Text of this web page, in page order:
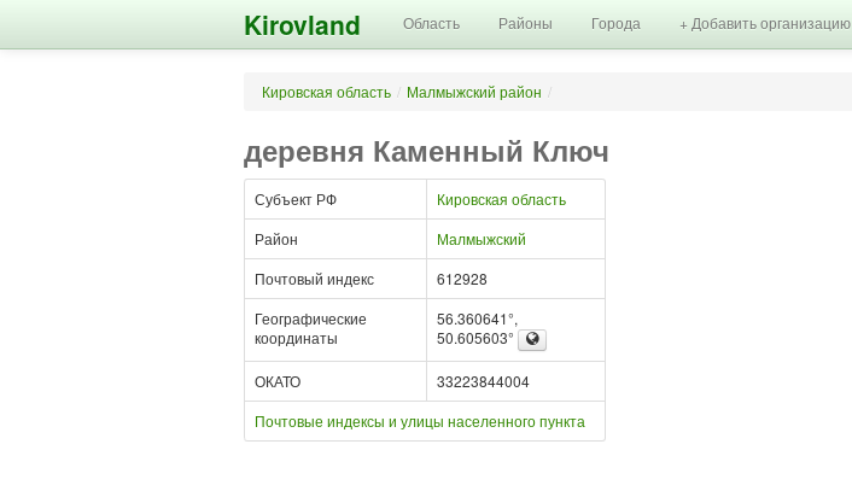
Kirovland Область Районы Города + Добавить организацию
Кировская область / Малмыжский район /
деревня Каменный Ключ
Субъект РФ
Кировская область
Район
Малмыжский
Почтовый индекс
612928
Географические
координаты
56.360641°,
50.605603°
ОКАТО
33223844004
Почтовые индексы и улицы населенного пункта